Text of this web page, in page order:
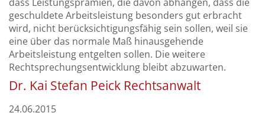
geschuldete Arbeitsleistung besonders gut erbracht
wird, nicht berücksichtigungsfähig sein sollen, weil sie
eine über das normale Maß hinausgehende
Arbeitsleistung entgelten sollen. Die weitere
Rechtsprechungsentwicklung bleibt abzuwarten.
Dr. Kai Stefan Peick Rechtsanwalt
24.06.2015